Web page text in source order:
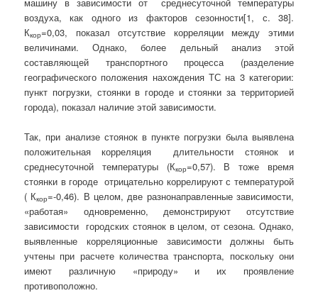
воздуха, как одного из факторов сезонности[1, с. 38].
Ккор=0,03, показал отсутствие корреляции между этими
величинами. Однако, более дельный анализ этой
составляющей транспортного процесса (разделение
географического положения нахождения ТС на 3 категории:
пункт погрузки, стоянки в городе и стоянки за территорией
города), показал наличие этой зависимости.
Так, при анализе стоянок в пункте погрузки была выявлена
положительная корреляция длительности стоянок и
среднесуточной температуры (Ккор=0,57). В тоже время
стоянки в городе отрицательно коррелируют с температурой
( Ккор=-0,46). В целом, две разнонаправленные зависимости,
«работая» одновременно, демонстрируют отсутствие
зависимости городских стоянок в целом, от сезона. Однако,
выявленные корреляционные зависимости должны быть
учтены при расчете количества транспорта, поскольку они
имеют различную «природу» и их проявление
противоположно.